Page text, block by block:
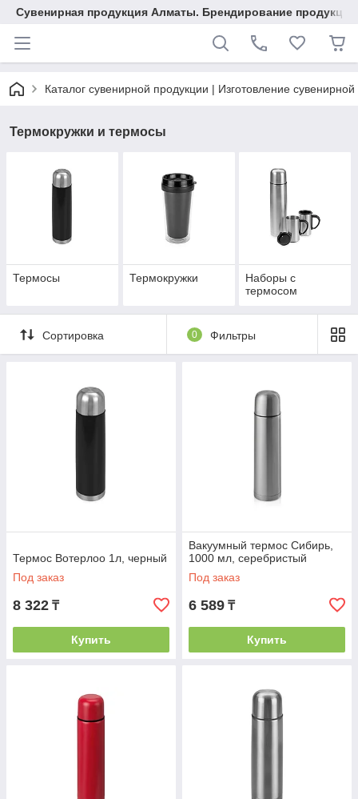
Сувенирная продукция Алматы. Брендирование
Каталог сувенирной продукции | Изготовление
Термокружки и термосы
Термосы Термокружки
Наборы с
термосом
Сортировка 0 Фильтры
Термос Вотерлоо 1л, черный
Под заказ
8 322 ₸
Купить
Вакуумный термос Сибирь,
1000 мл, серебристый
Под заказ
6 589 ₸
Купить